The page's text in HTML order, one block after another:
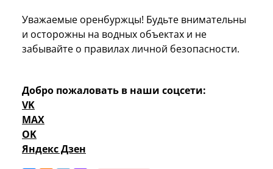
Уважаемые оренбуржцы! Будьте внимательны
и осторожны на водных объектах и не
забывайте о правилах личной безопасности.
Добро пожаловать в наши соцсети:
VK
MAX
OK
Яндекс Дзен